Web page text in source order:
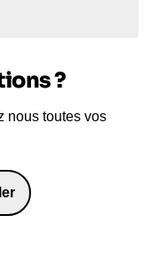
?
nous toutes vos